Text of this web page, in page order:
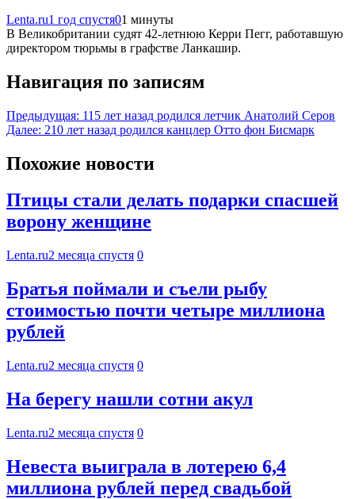
Lenta.ru1 год спустя01 минуты
В Великобритании судят 42-летнюю Керри Пегг, работавшую
директором тюрьмы в графстве Ланкашир.
Навигация по записям
Предыдущая: 115 лет назад родился летчик Анатолий Серов
Далее: 210 лет назад родился канцлер Отто фон Бисмарк
Похожие новости
Птицы стали делать подарки спасшей
ворону женщине
Lenta.ru2 месяца спустя 0
Братья поймали и съели рыбу
стоимостью почти четыре миллиона
рублей
Lenta.ru2 месяца спустя 0
На берегу нашли сотни акул
Lenta.ru2 месяца спустя 0
Невеста выиграла в лотерею 6,4
миллиона рублей перед свадьбой